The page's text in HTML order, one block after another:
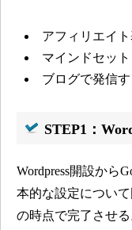
アフィリエイ
マインドセット
ブログで発信
STEP1：
Wordpress開設から
本的な設定について
の時点で完了させる